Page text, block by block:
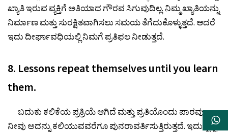
ಖ್ಯಾತಿ ಇರುವ ವ್ಯಕ್ತಿಗೆ ಅತಿಯಾದ ಗೌರವ ಸಿಗುವುದಿಲ್ಲ. ನಿಮ್ಮ ಖ್ಯಾತಿಯನ್ನು
ನಿರ್ಮಾಣ ಮತ್ತು ಸುರಕ್ಷಿತವಾಗಿಸಲು ಸಮಯ ತೆಗೆದುಕೊಳ್ಳುತ್ತದೆ. ಆದರೆ
ಇದು ದೀರ್ಘಾವಧಿಯಲ್ಲಿ ನಿಮಗೆ ಪ್ರತಿಫಲ ನೀಡುತ್ತದೆ.
8. Lessons repeat themselves until you learn
them.
ಬದುಕು ಕಲಿಕೆಯ ಪ್ರಕ್ರಿಯೆ ಆಗಿದೆ ಮತ್ತು ಪ್ರತಿಯೊಂದು ಪಾಠವು
ನೀವು ಅದನ್ನು ಕಲಿಯುವವರೆಗೂ ಪುನರಾವರ್ತಿಸುತ್ತಿರುತ್ತದೆ. ಇದು ಸ್ವಲ್ಪ